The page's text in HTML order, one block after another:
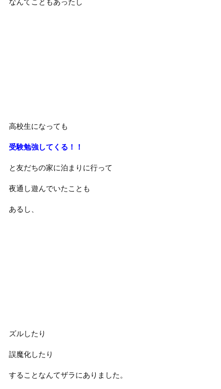
なんてこともあったし
高校生になっても
受験勉強してくる！！
と友だちの家に泊まりに行って
夜通し遊んでいたことも
あるし、
ズルしたり
誤魔化したり
することなんてザラにありました。